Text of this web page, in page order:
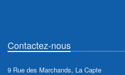
Contactez-nous
9 Rue des Marchands, La Capte